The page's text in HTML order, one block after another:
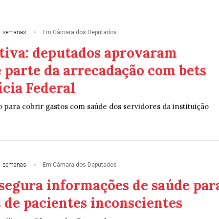
semanas Em Câmara dos Deputados
deputados aprovaram
parte da arrecadação com bets
Federal
para cobrir gastos com saúde dos servidores da instituição
semanas Em Câmara dos Deputados
informações de saúde
pacientes inconscientes